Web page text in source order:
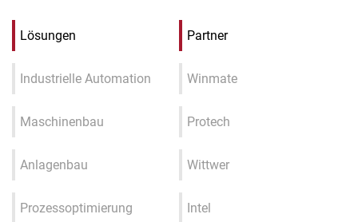
Lösungen
Industrielle Automation
Maschinenbau
Anlagenbau
Prozessoptimierung
Partner
Winmate
Protech
Wittwer
Intel